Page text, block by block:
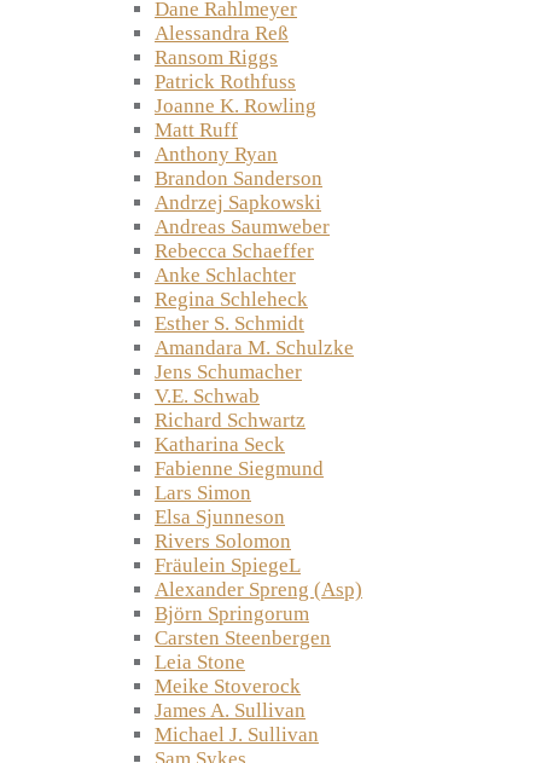
Dane Rahlmeyer
Alessandra Reß
Ransom Riggs
Patrick Rothfuss
Joanne K. Rowling
Matt Ruff
Anthony Ryan
Brandon Sanderson
Andrzej Sapkowski
Andreas Saumweber
Rebecca Schaeffer
Anke Schlachter
Regina Schleheck
Esther S. Schmidt
Amandara M. Schulzke
Jens Schumacher
V.E. Schwab
Richard Schwartz
Katharina Seck
Fabienne Siegmund
Lars Simon
Elsa Sjunneson
Rivers Solomon
Fräulein SpiegeL
Alexander Spreng (Asp)
Björn Springorum
Carsten Steenbergen
Leia Stone
Meike Stoverock
James A. Sullivan
Michael J. Sullivan